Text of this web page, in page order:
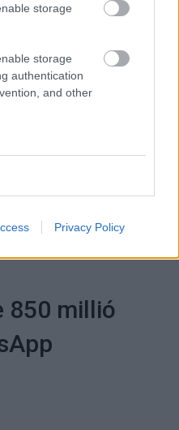
storage
storage
authentication
and other
Privacy Policy
mozgást az új
850 millió